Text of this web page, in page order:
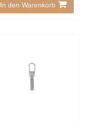
In den Warenkorb